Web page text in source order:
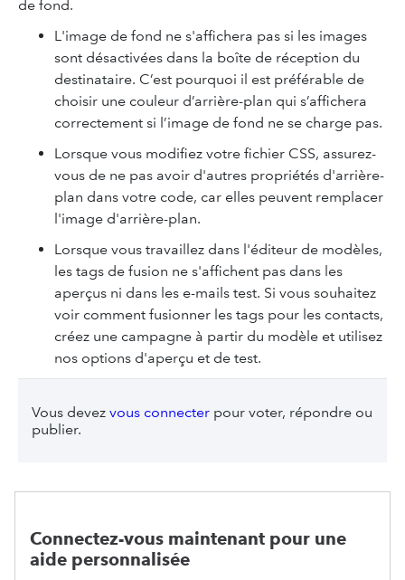
de fond.
L'image de fond ne s'affichera pas si les images
sont désactivées dans la boîte de réception du
destinataire. C’est pourquoi il est préférable de
choisir une couleur d’arrière-plan qui s’affichera
correctement si l’image de fond ne se charge pas.
Lorsque vous modifiez votre fichier CSS, assurez-
vous de ne pas avoir d'autres propriétés d'arrière-
plan dans votre code, car elles peuvent remplacer
l'image d'arrière-plan.
Lorsque vous travaillez dans l'éditeur de modèles,
les tags de fusion ne s'affichent pas dans les
aperçus ni dans les e-mails test. Si vous souhaitez
voir comment fusionner les tags pour les contacts,
créez une campagne à partir du modèle et utilisez
nos options d'aperçu et de test.
Vous devez vous connecter pour voter, répondre ou
publier.
Connectez-vous maintenant pour une
aide personnalisée